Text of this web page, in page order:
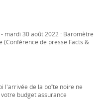
mardi 30 août 2022 : Baromètre
(Conférence de presse Facts &
l'arrivée de la boîte noire ne
budget assurance